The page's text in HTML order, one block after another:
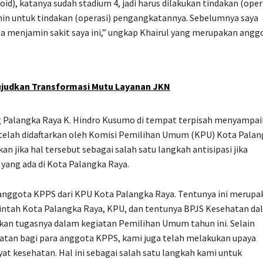
katanya sudah stadium 4, jadi harus dilakukan tindakan
untuk tindakan (operasi) pengangkatannya. Sebelumnya saya
menjamin sakit saya ini,” ungkap Khairul yang merupakan
Transformasi Mutu Layanan JKN
Raya K. Hindro Kusumo di tempat terpisah
didaftarkan oleh Komisi Pemilihan Umum (KPU) Kota
jika hal tersebut sebagai salah satu langkah antisipasi jika
ada di Kota Palangka Raya.
KPPS dari KPU Kota Palangka Raya. Tentunya ini
Kota Palangka Raya, KPU, dan tentunya BPJS Kesehatan
tugasnya dalam kegiatan Pemilihan Umum tahun ini. Selain
bagi para anggota KPPS, kami juga telah melakukan upaya
kesehatan. Hal ini sebagai salah satu langkah kami untuk